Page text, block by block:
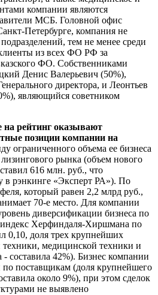
компании являются
МСБ. Головной офис
Петербурге, компания не
тем не менее среди
из всех ФО РФ за
ФО. Собственниками
Денис Валерьевич (50%),
директора, и Леонтьев
являющийся советником
рейтинг оказывают
позиции компании на
ограниченного объема ее бизнеса
рынка (объем нового
616 млн. руб., что
в рэнкинге «Эксперт РА»). По
который равен 2,2 млрд руб.,
70-е место. Для компании
диверсификации бизнеса по
индекс Херфиндаля-Хиршмана по
0,10, доля трех крупнейших
техники, медицинской техники и
- составила 42%). Бизнес компании
поставщикам (доля крупнейшего
около 9%), при этом сделок
не выявлено